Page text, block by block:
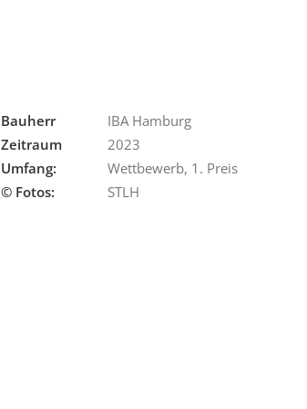
Bauherr
IBA Hamburg
Zeitraum
2023
Umfang:
Wettbewerb, 1. Preis
© Fotos:
STLH